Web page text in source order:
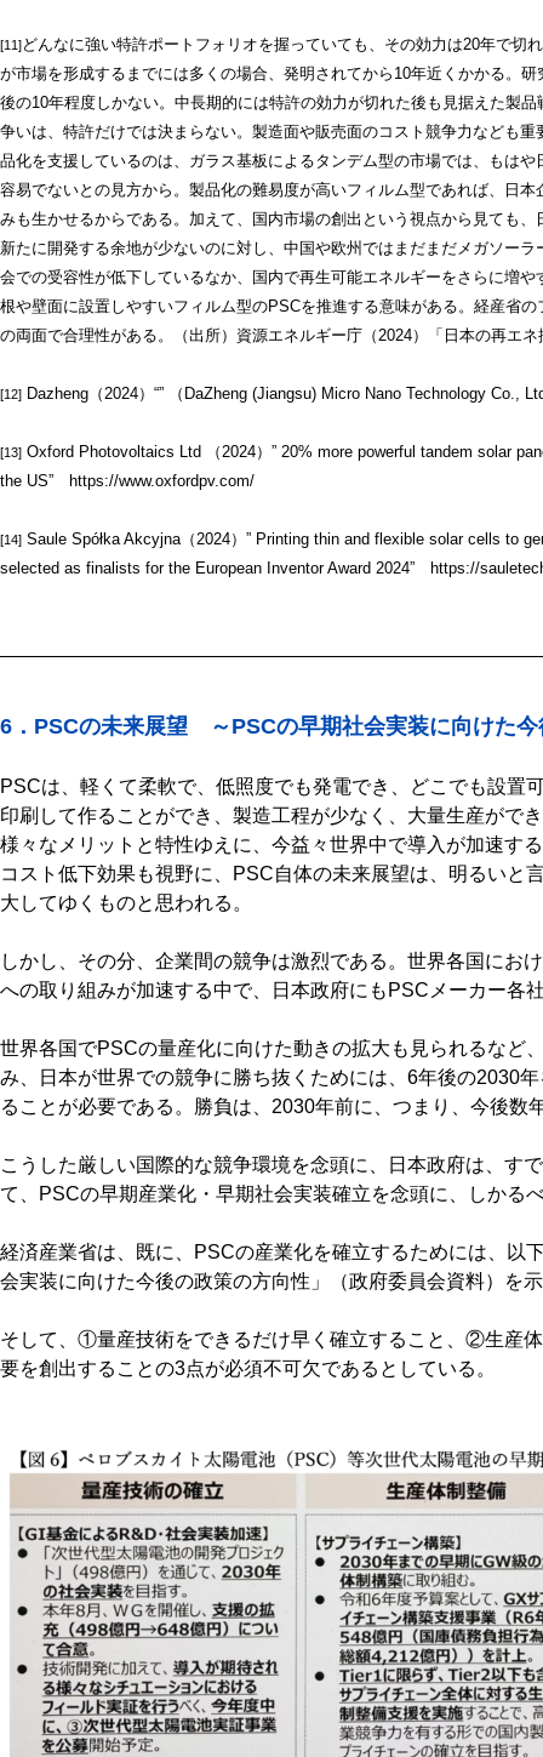
[11]どんなに強い特許ポートフォリオを握っていても、その効力は20年で切
が市場を形成するまでには多くの場合、発明されてから10年近くかかる。
後の10年程度しかない。中長期的には特許の効力が切れた後も見据えた製
争いは、特許だけでは決まらない。製造面や販売面のコスト競争力なども
品化を支援しているのは、ガラス基板によるタンデム型の市場では、もは
容易でないとの見方から。製品化の難易度が高いフィルム型であれば、日
みも生かせるからである。加えて、国内市場の創出という視点から見ても
新たに開発する余地が少ないのに対し、中国や欧州ではまだまだメガソー
会での受容性が低下しているなか、国内で再生可能エネルギーをさらに増
根や壁面に設置しやすいフィルム型のPSCを推進する意味がある。経産省
の両面で合理性がある。（出所）資源エネルギー庁（2024）「日本の再エ
[12] Dazheng（2024）“” （DaZheng (Jiangsu) Micro Nano Technology Co.,
[13] Oxford Photovoltaics Ltd （2024）” 20% more powerful tandem solar
the US” https://www.oxfordpv.com/
[14] Saule Spółka Akcyjna（2024）” Printing thin and flexible solar cells to
selected as finalists for the European Inventor Award 2024” https://
6．PSCの未来展望 ～PSCの早期社会実装に向けた今
PSCは、軽くて柔軟で、低照度でも発電でき、どこでも設置
印刷して作ることができ、製造工程が少なく、大量生産がで
様々なメリットと特性ゆえに、今益々世界中で導入が加速す
コスト低下効果も視野に、PSC自体の未来展望は、明るいと
大してゆくものと思われる。
しかし、その分、企業間の競争は激烈である。世界各国にお
への取り組みが加速する中で、日本政府にもPSCメーカー各
世界各国でPSCの量産化に向けた動きの拡大も見られるなど
み、日本が世界での競争に勝ち抜くためには、6年後の2030
ることが必要である。勝負は、2030年前に、つまり、今後数
こうした厳しい国際的な競争環境を念頭に、日本政府は、す
て、PSCの早期産業化・早期社会実装確立を念頭に、しかる
経済産業省は、既に、PSCの産業化を確立するためには、以
会実装に向けた今後の政策の方向性」（政府委員会資料）を
そして、①量産技術をできるだけ早く確立すること、②生産
要を創出することの3点が必須不可欠であるとしている。